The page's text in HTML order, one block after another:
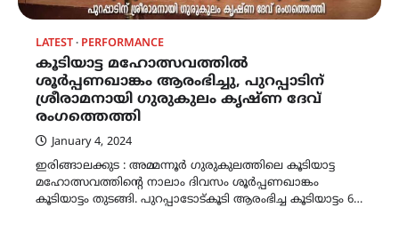
LATEST PERFORMANCE
കൂടിയാട്ട മഹോത്സവത്തിൽ
ശൂർപ്പണഖാങ്കം ആരംഭിച്ചു, പുറപ്പാടിന്
ശ്രീരാമനായി ഗുരുകുലം കൃഷ്ണ ദേവ്
രംഗത്തെത്തി
January 4, 2024
ഇരിങ്ങാലക്കുട : അമ്മന്നൂർ ഗുരുകുലത്തിലെ കൂടിയാട്ട
മഹോത്സവത്തിന്റെ നാലാം ദിവസം ശൂർപ്പണഖാങ്കം
കൂടിയാട്ടം തുടങ്ങി. പുറപ്പാടോട്കൂടി ആരംഭിച്ച കൂടിയാട്ടം 6…